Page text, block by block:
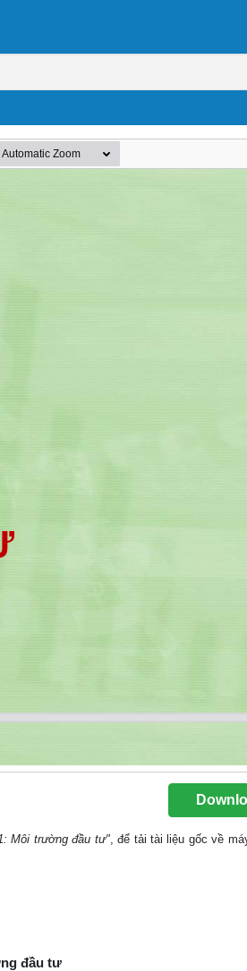
Môi trường đầu tư", để tải tài liệu gốc về
đầu tư